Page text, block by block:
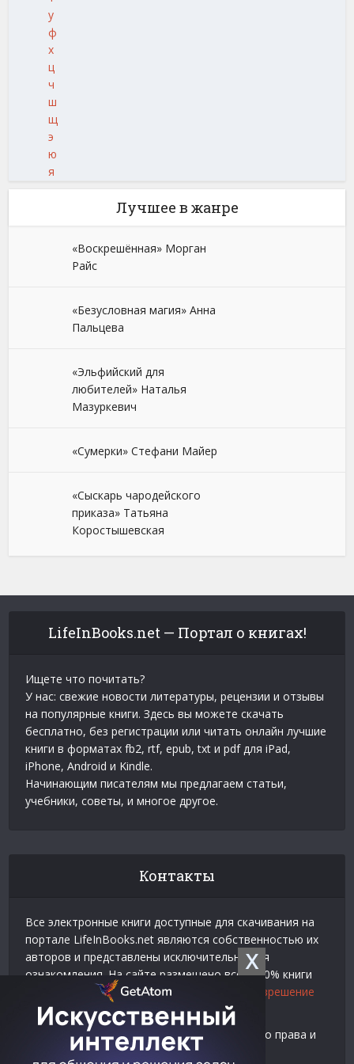
X
у
ф
х
ц
ч
ш
щ
э
ю
я
Лучшее в жанре
«Воскрешённая» Морган
Райс
«Безусловная магия» Анна
Пальцева
«Эльфийский для
любителей» Наталья
Мазуркевич
«Сумерки» Стефани Майер
«Сыскарь чародейского
приказа» Татьяна
Коростышевская
LifeInBooks.net — Портал о книгах!
Ищете что почитать?
У нас: свежие новости литературы, рецензии и отзывы
на популярные книги. Здесь вы можете скачать
бесплатно, без регистрации или читать онлайн лучшие
книги в форматах fb2, rtf, epub, txt и pdf для iPad,
iPhone, Android и Kindle.
Начинающим писателям мы предлагаем статьи,
учебники, советы, и многое другое.
Контакты
Все электронные книги доступные для скачивания на
портале LifeInBooks.net являются собственностью их
авторов и представлены исключительно для
ознакомления. На сайте размещено всего 20% книги
взятой у нашего партнера Официальное разрешение
на использование материалов Litres.
Контакты для связи по вопросам авторского права и
рекламы: